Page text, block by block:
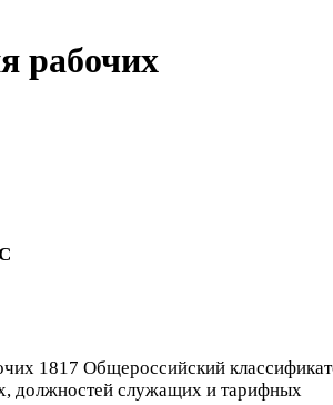
рабочих
1817 Общероссийский
должностей служащих и тарифных